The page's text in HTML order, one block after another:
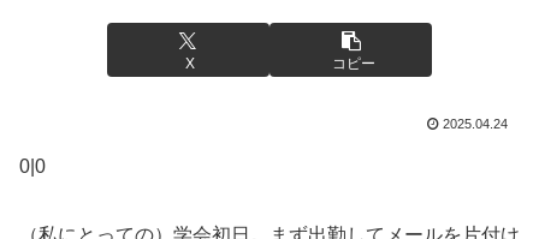
X コピー
2025.04.24
0|0